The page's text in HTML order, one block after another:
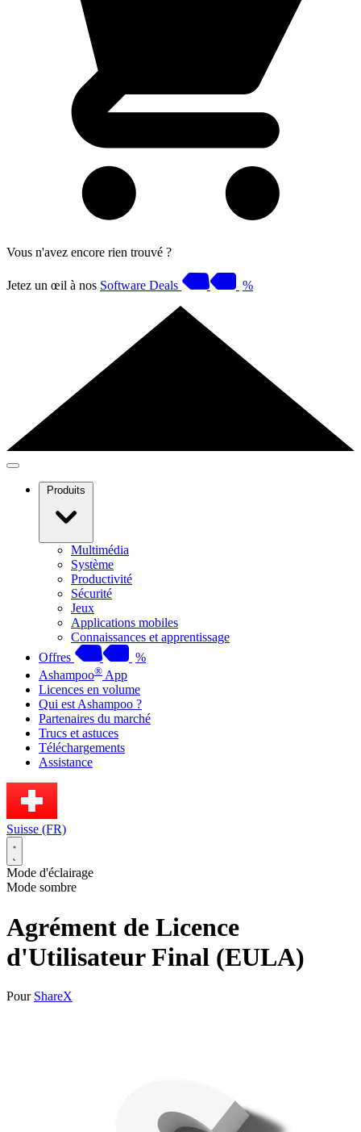
Vous n'avez encore rien trouvé ?
Jetez un œil à nos Software Deals %
Produits
Multimédia
Système
Productivité
Sécurité
Jeux
Applications mobiles
Connaissances et apprentissage
Offres
%
Ashampoo® App
Licences en volume
Qui est Ashampoo ?
Partenaires du marché
Trucs et astuces
Téléchargements
Assistance
Suisse (FR)
Mode d'éclairage
Mode sombre
Agrément de Licence
d'Utilisateur Final (EULA)
Pour ShareX